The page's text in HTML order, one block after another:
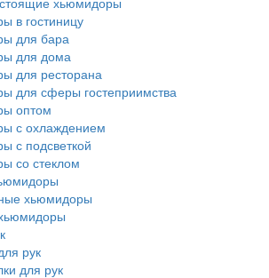
в гостиницу
для бара
для дома
для ресторана
для сферы гостеприимства
оптом
с охлаждением
с подсветкой
со стеклом
хьюмидоры
рук
для рук